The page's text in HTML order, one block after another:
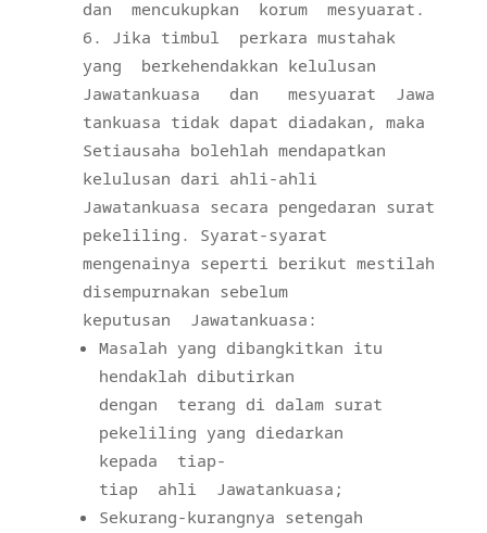
dan
mencukupkan korum
mesyuarat.
Jika timbul
perkara mustahak
yang
berkehendakkan kelulusan
Jawatankuasa
dan mesyuarat
Jawa
tankuasa tidak dapat diadakan, maka
Setiausaha bolehlah mendapatkan
kelulusan dari ahli-ahli
Jawatankuasa secara pengedaran surat
pekeliling. Syarat-syarat
mengenainya seperti berikut mestilah
disempurnakan sebelum
keputusan
Jawatankuasa:
Masalah yang dibangkitkan itu
hendaklah dibutirkan
dengan
terang di dalam surat
pekeliling yang diedarkan
kepada
tiap-
tiap
ahli
Jawatankuasa;
Sekurang-kurangnya setengah